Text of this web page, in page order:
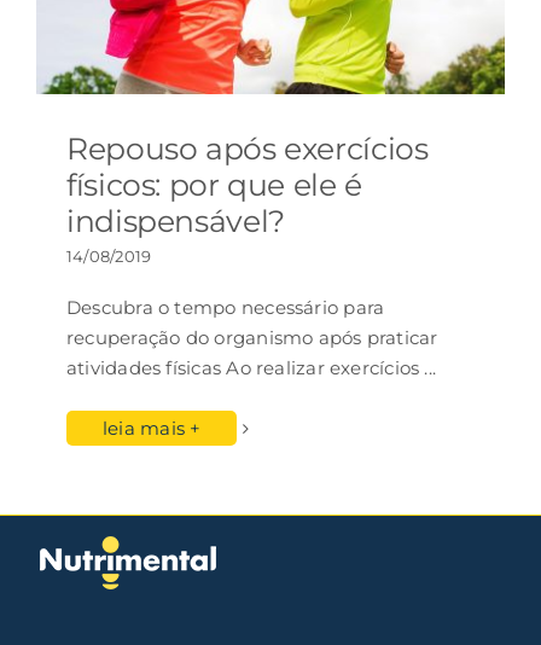
Repouso após exercícios
físicos: por que ele é
indispensável?
14/08/2019
Descubra o tempo necessário para
recuperação do organismo após praticar
atividades físicas Ao realizar exercícios ...
leia mais +